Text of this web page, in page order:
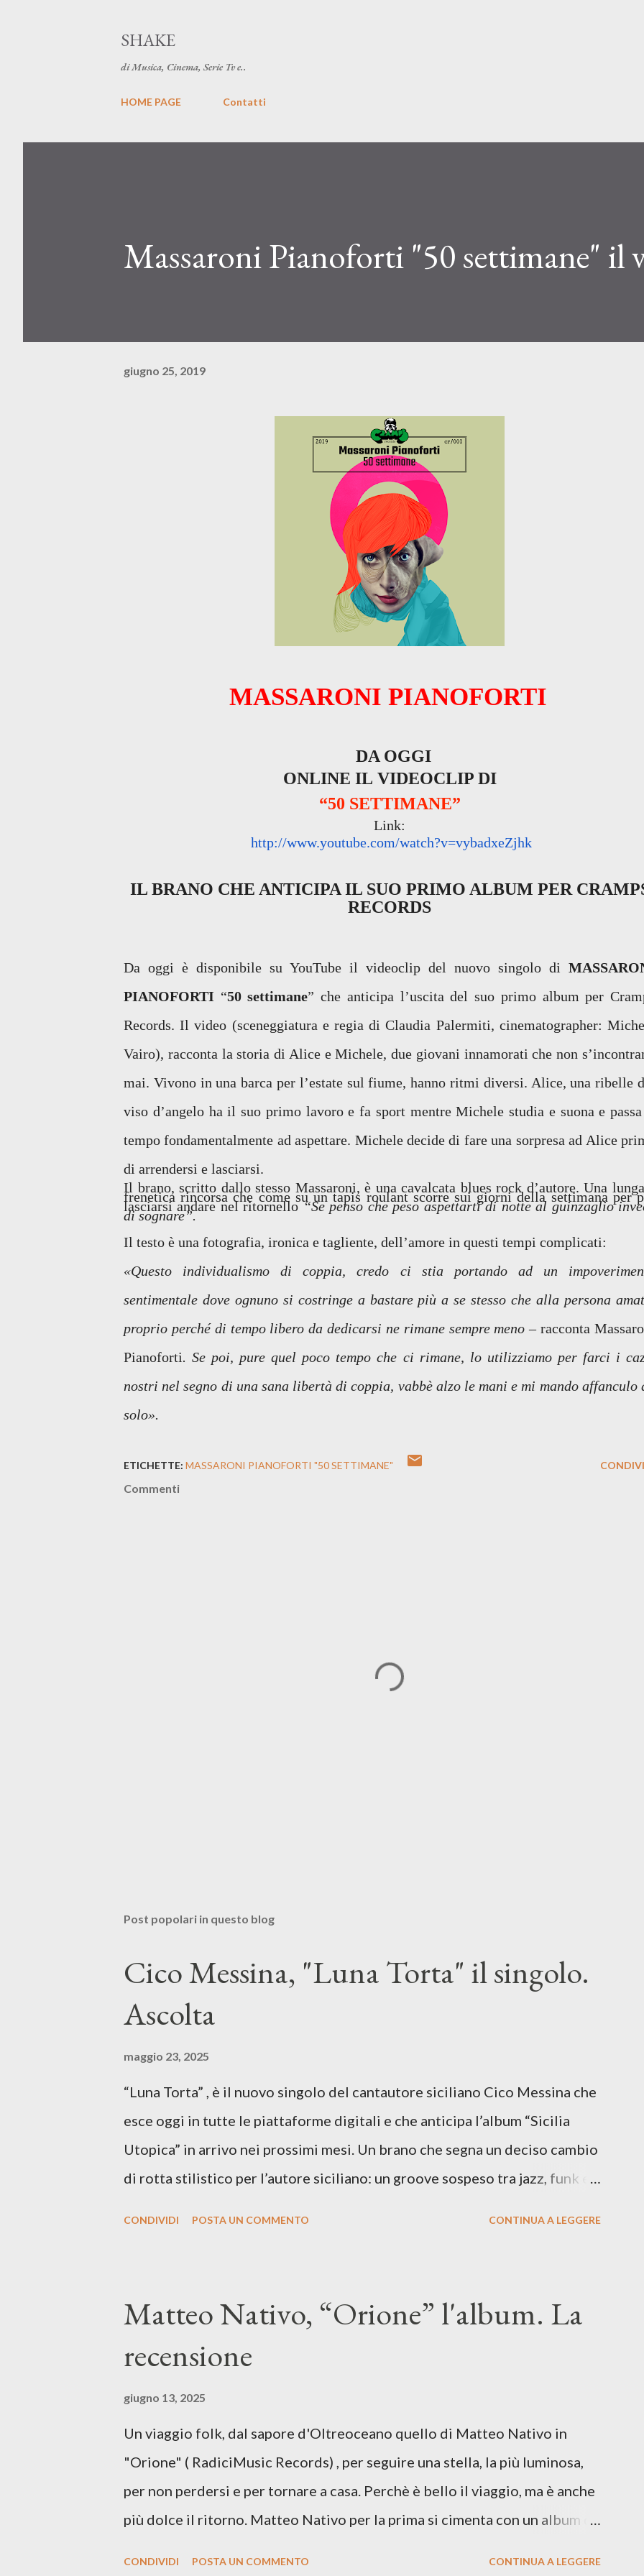
SHAKE
di Musica, Cinema, Serie Tv e..
HOME PAGE Contatti
Massaroni Pianoforti "50 settimane" il
giugno 25, 2019
MASSARONI PIANOFORTI
DA OGGI
ONLINE IL VIDEOCLIP DI
“50 SETTIMANE”
Link:
http://www.youtube.com/watch?v=vybadxeZjhk
IL BRANO CHE ANTICIPA IL SUO PRIMO ALBUM PER
RECORDS
Da oggi è disponibile su YouTube il videoclip del nuovo singolo di
PIANOFORTI “50 settimane” che anticipa l’uscita del suo primo album per
Records. Il video (sceneggiatura e regia di Claudia Palermiti, cinematographer:
Vairo), racconta la storia di Alice e Michele, due giovani innamorati che non
mai. Vivono in una barca per l’estate sul fiume, hanno ritmi diversi. Alice, una ribelle
viso d’angelo ha il suo primo lavoro e fa sport mentre Michele studia e suona e
tempo fondamentalmente ad aspettare. Michele decide di fare una sorpresa ad Alice
di arrendersi e lasciarsi.
Il brano, scritto dallo stesso Massaroni, è una cavalcata blues rock d’autore. Una
frenetica rincorsa che come su un tapis roulant scorre sui giorni della settimana per
lasciarsi andare nel ritornello“Se penso che peso aspettarti di notte al guinzaglio
di sognare”.
Il testo è una fotografia, ironica e tagliente, dell’amore in questi tempi complicati:
«Questo individualismo di coppia, credo ci stia portando ad un
sentimentale dove ognuno si costringe a bastare più a se stesso che alla persona
proprio perché di tempo libero da dedicarsi ne rimane sempre meno –racconta
Pianoforti. Se poi, pure quel poco tempo che ci rimane, lo utilizziamo per farci i
nostri nel segno di una sana libertà di coppia, vabbè alzo le mani e mi mando affanculo
solo».
ETICHETTE: MASSARONI PIANOFORTI "50 SETTIMANE"
Commenti
Post popolari in questo blog
Cico Messina, "Luna Torta" il singolo.
Ascolta
maggio 23, 2025
“Luna Torta” , è il nuovo singolo del cantautore siciliano Cico Messina che
esce oggi in tutte le piattaforme digitali e che anticipa l’album “Sicilia
Utopica” in arrivo nei prossimi mesi. Un brano che segna un deciso cambio
di rotta stilistico per l’autore siciliano: un groove sospeso tra jazz, funk e
segnato da guerre, disorientamento e tensioni globali. La canzone
racconta la difficoltà di creare, e perfino di esistere, sotto il peso della
vivere e nel suonare, nel trovare respiro anche quando l’aria sembra farsi
più densa. Il brano è anche una dichiarazione d’intenti: Cico Messina apre
il suo nuovo percorso artistico con una composizi...
CONDIVIDI POSTA UN COMMENTO CONTINUA A LEGGERE
Matteo Nativo, “Orione” l'album. La
recensione
giugno 13, 2025
Un viaggio folk, dal sapore d'Oltreoceano quello di Matteo Nativo in
"Orione" ( RadiciMusic Records) , per seguire una stella, la più luminosa,
per non perdersi e per tornare a casa. Perchè è bello il viaggio, ma è anche
più dolce il ritorno. Matteo Nativo per la prima si cimenta con un album di
CONDIVIDI POSTA UN COMMENTO CONTINUA A LEGGERE